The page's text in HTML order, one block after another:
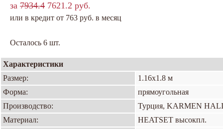
за 7934.4 7621.2 руб.
или в кредит от 763 руб. в месяц
Осталось 6 шт.
Характеристики
Размер:
1.16х1.8 м
Форма:
прямоугольная
Производство:
Турция, KARMEN HALI
Материал:
HEATSET высокпл.